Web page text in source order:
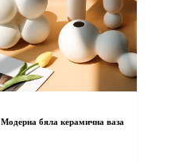
Модерна бяла керамична ваза